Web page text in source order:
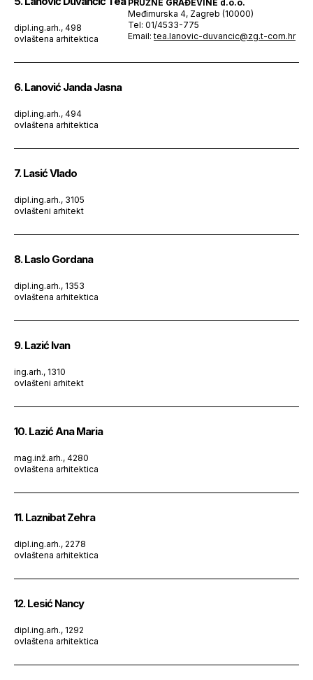
dipl.ing.arh., 498
ovlaštena arhitektica
PRUŽNE GRAĐEVINE d.o.o.
Međimurska 4, Zagreb (10000)
Tel: 01/4533-775
Email:tea.lanovic-duvancic@zg.t-com.hr
6. Lanović Janda Jasna
dipl.ing.arh., 494
ovlaštena arhitektica
7. Lasić Vlado
dipl.ing.arh., 3105
ovlašteni arhitekt
8. Laslo Gordana
dipl.ing.arh., 1353
ovlaštena arhitektica
9. Lazić Ivan
ing.arh., 1310
ovlašteni arhitekt
10. Lazić Ana Maria
mag.inž.arh., 4280
ovlaštena arhitektica
11. Laznibat Zehra
dipl.ing.arh., 2278
ovlaštena arhitektica
12. Lesić Nancy
dipl.ing.arh., 1292
ovlaštena arhitektica